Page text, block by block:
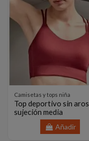
Camisetas y tops niña
Top deportivo sin aros
sujeción media
Añadir